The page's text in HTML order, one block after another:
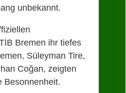
unbekannt.
Bremen ihr tiefes
Süleyman Tire,
Coğan, zeigten
Besonnenheit.